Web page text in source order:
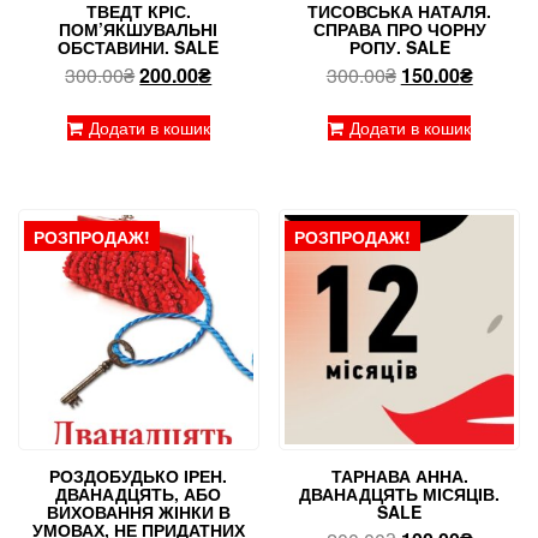
ТВЕДТ КРІС.
ПОМ’ЯКШУВАЛЬНІ
ОБСТАВИНИ. SALE
300.00₴Оригінальна
300.00₴.
200.00₴Поточна
Додати в кошик
ТИСОВСЬКА НАТАЛЯ.
СПРАВА ПРО ЧОРНУ
РОПУ. SALE
300.00₴ Оригінальна
300.00₴.
150.00₴
Додати в кошик
РОЗПРОДАЖ!
РОЗДОБУДЬКО ІРЕН.
ДВАНАДЦЯТЬ, АБО
ВИХОВАННЯ ЖІНКИ В
УМОВАХ, НЕ ПРИДАТНИХ
РОЗПРОДАЖ!
ТАРНАВА АННА.
ДВАНАДЦЯТЬ МІСЯЦІВ.
SALE